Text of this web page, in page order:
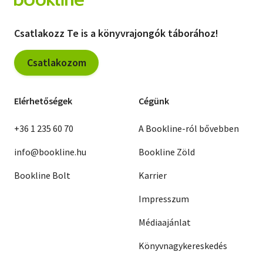
Csatlakozz Te is a könyvrajongók táborához!
Csatlakozom
Elérhetőségek
+36 1 235 60 70
info@bookline.hu
Bookline Bolt
Cégünk
A Bookline-ról bővebben
Bookline Zöld
Karrier
Impresszum
Médiaajánlat
Könyvnagykereskedés